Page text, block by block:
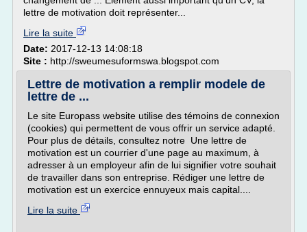
lettre de motivation doit représenter...
Lire la suite
Date: 2017-12-13 14:08:18
Site : http://sweumesuformswa.blogspot.com
Lettre de motivation a remplir modele de
lettre de ...
Le site Europass website utilise des témoins de connexion
(cookies) qui permettent de vous offrir un service adapté.
Pour plus de détails, consultez notre Une lettre de
motivation est un courrier d'une page au maximum, à
adresser à un employeur afin de lui signifier votre souhait
de travailler dans son entreprise. Rédiger une lettre de
motivation est un exercice ennuyeux mais capital....
Lire la suite